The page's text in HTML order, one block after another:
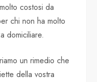
costosi da
chi non ha molto
domiciliare.
un rimedio che
della vostra